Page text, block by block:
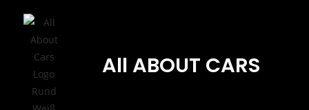
All ABOUT CARS